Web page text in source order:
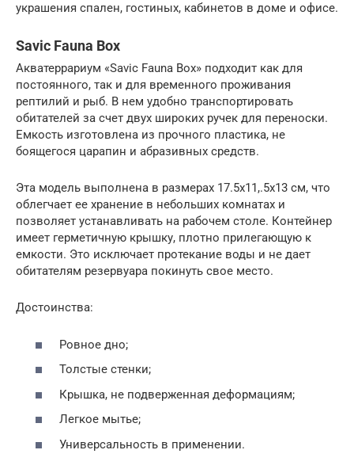
украшения спален, гостиных, кабинетов в доме и офисе.
Savic Fauna Box
Акватеррариум «Savic Fauna Box» подходит как для
постоянного, так и для временного проживания
рептилий и рыб. В нем удобно транспортировать
обитателей за счет двух широких ручек для переноски.
Емкость изготовлена из прочного пластика, не
боящегося царапин и абразивных средств.
Эта модель выполнена в размерах 17.5х11,.5х13 см, что
облегчает ее хранение в небольших комнатах и
позволяет устанавливать на рабочем столе. Контейнер
имеет герметичную крышку, плотно прилегающую к
емкости. Это исключает протекание воды и не дает
обитателям резервуара покинуть свое место.
Достоинства:
Ровное дно;
Толстые стенки;
Крышка, не подверженная деформациям;
Легкое мытье;
Универсальность в применении.